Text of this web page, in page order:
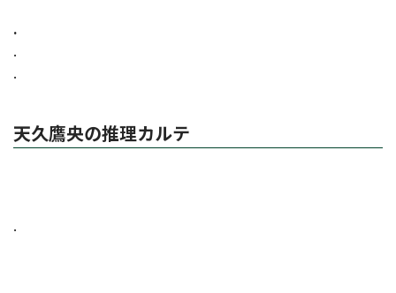
.
.
.
天久鷹央の推理カルテ
.